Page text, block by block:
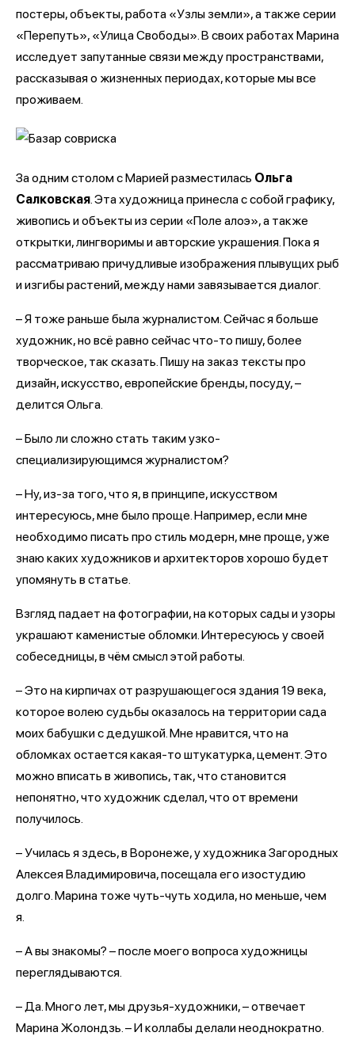
постеры, объекты, работа «Узлы земли», а также серии
«Перепуть», «Улица Свободы». В своих работах Марина
исследует запутанные связи между пространствами,
рассказывая о жизненных периодах, которые мы все
проживаем.
За одним столом с Марией разместилась Ольга
Салковская . Эта художница принесла с собой графику,
живопись и объекты из серии «Поле алоэ», а также
открытки, лингворимы и авторские украшения. Пока я
рассматриваю причудливые изображения плывущих рыб
и изгибы растений, между нами завязывается диалог.
– Я тоже раньше была журналистом. Сейчас я больше
художник, но всё равно сейчас что-то пишу, более
творческое, так сказать. Пишу на заказ тексты про
дизайн, искусство, европейские бренды, посуду, –
делится Ольга.
– Было ли сложно стать таким узко-
специализирующимся журналистом?
– Ну, из-за того, что я, в принципе, искусством
интересуюсь, мне было проще. Например, если мне
необходимо писать про стиль модерн, мне проще, уже
знаю каких художников и архитекторов хорошо будет
упомянуть в статье.
Взгляд падает на фотографии, на которых сады и узоры
украшают каменистые обломки. Интересуюсь у своей
собеседницы, в чём смысл этой работы.
– Это на кирпичах от разрушающегося здания 19 века,
которое волею судьбы оказалось на территории сада
моих бабушки с дедушкой. Мне нравится, что на
обломках остается какая-то штукатурка, цемент. Это
можно вписать в живопись, так, что становится
непонятно, что художник сделал, что от времени
получилось.
– Училась я здесь, в Воронеже, у художника Загородных
Алексея Владимировича, посещала его изостудию
долго. Марина тоже чуть-чуть ходила, но меньше, чем
я.
– А вы знакомы? – после моего вопроса художницы
переглядываются.
– Да. Много лет, мы друзья-художники, – отвечает
Марина Жолондзь. – И коллабы делали неоднократно.